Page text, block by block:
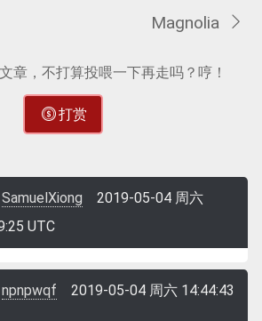
Magnolia
章，不打算投喂一下再走吗？哼！
打赏
SamuelXiong
2019-05-04 周六
UTC
npnpwqf
2019-05-04 周六 14:44:43